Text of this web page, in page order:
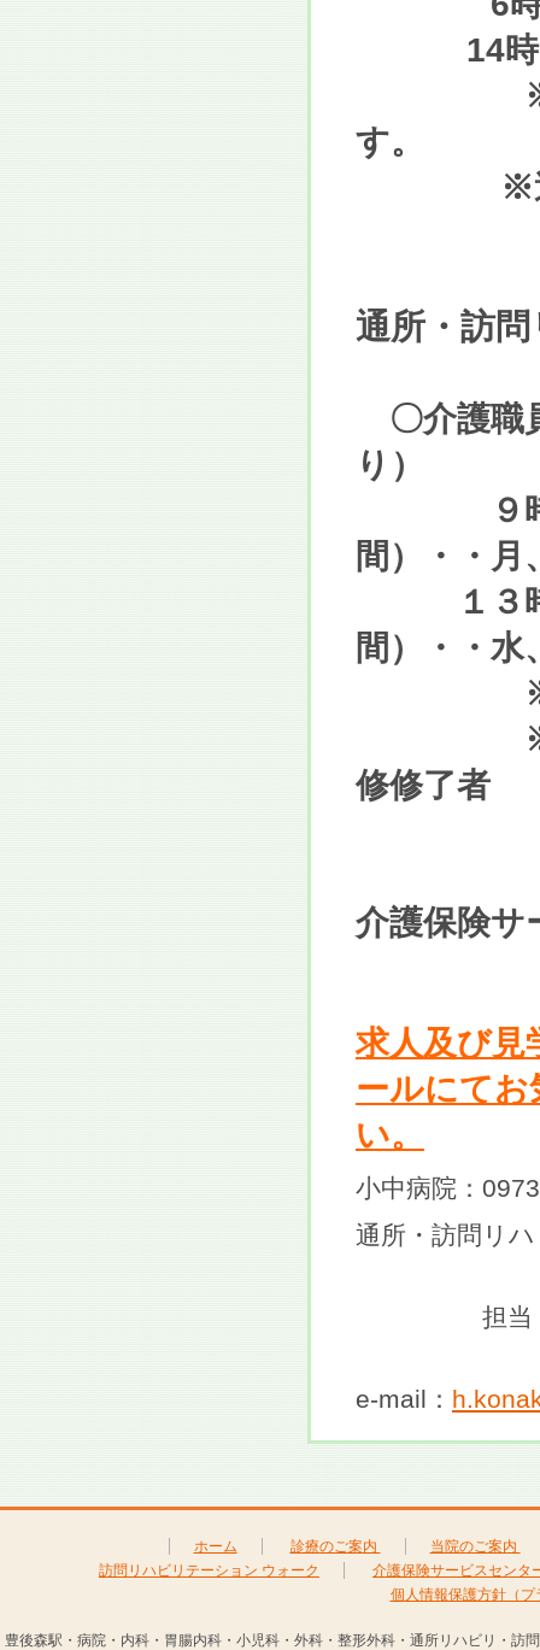
14時０
※どち
す。
※週２
通所・訪
〇介護職
り）
９時０
間）・・月
１３時
間）・・水
※週４
※介護
修修了者
介護保険
求人及び見
ールにてお
い。
小中病院：
通所・訪問リ
担当：事
e-mail：
ホーム 診療のご案内
当院のご案内
訪問リハビリテーション ウォーク
介護保険サービスセン
個人情報保護方針（
豊後森駅・病院・内科・胃腸内科・小児科・外科・整形外科・通所リハビリ・